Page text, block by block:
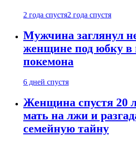
2 года спустя2 года спустя
Мужчина заглянул
женщине под юбку в
покемона
6 дней спустя
Женщина спустя 20
мать на лжи и
семейную тайну